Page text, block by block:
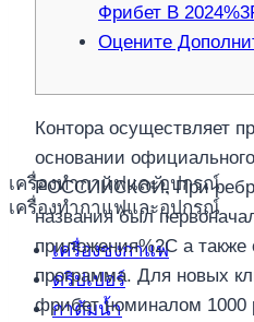
เครื่องทำกาแฟและอุปกรณ์
เครื่องทำกาแฟและอุปกรณ์
เครื่องชงกาแฟ
ดริปเปอร์
กาต้มน้ำ
Фрибет В
Оцените
Контора осуществляет
основании
РОССИЙСКОЙ. При
названия был
приложения%2C а также
программа. Для новых
фрибет номиналом 1000